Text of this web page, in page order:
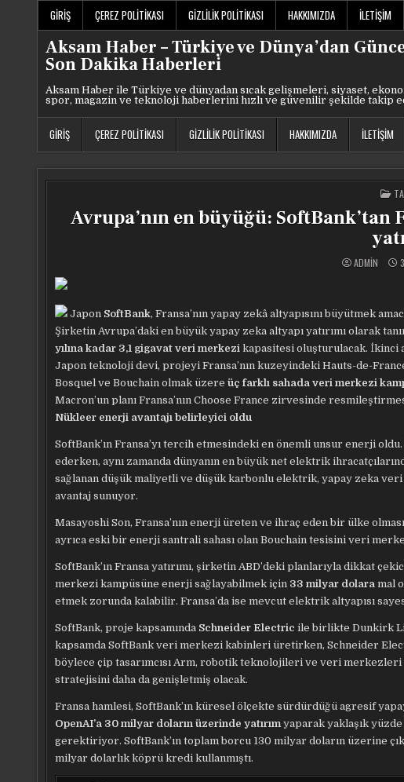
GIRIŞ ÇEREZ POLITIKASI GIZLILIK POLITIKASI HAKKIMIZDA İLETIŞIM
Aksam Haber – Türkiye ve Dünya’dan
Son Dakika Haberleri
Aksam Haber ile Türkiye ve dünyadan sıcak gelişmeleri, siyaset,
spor, magazin ve teknoloji haberlerini hızlı ve güvenilir şekilde takip
GIRIŞ ÇEREZ POLITIKASI GIZLILIK POLITIKASI HAKKIMIZDA İLETIŞIM
IN
Avrupa’nın en büyüğü:
ADMIN
Japon SoftBank, Fransa’nın yapay zekâ altyapısını büyütmek
Şirketin Avrupa’daki en büyük yapay zeka altyapı yatırımı olarak
yılına kadar 3,1 gigavat veri merkezi kapasitesi oluşturulacak. İkinci
Japon teknoloji devi, projeyi Fransa’nın kuzeyindeki Hauts-de-
Bosquel ve Bouchain olmak üzere üç farklı sahada veri merkezi
Macron’un planı Fransa’nın Choose France zirvesinde
Nükleer enerji avantajı belirleyici oldu
SoftBank’ın Fransa’yı tercih etmesindeki en önemli unsur enerji
ederken, aynı zamanda dünyanın en büyük net elektrik
sağlanan düşük maliyetli ve düşük karbonlu elektrik, yapay zeka
avantaj sunuyor.
Masayoshi Son, Fransa’nın enerji üreten ve ihraç eden bir ülke
ayrıca eski bir enerji santrali sahası olan Bouchain tesisini veri
SoftBank’ın Fransa yatırımı, şirketin ABD’deki planlarıyla dikkat
merkezi kampüsüne enerji sağlayabilmek için 33 milyar dolara mal
etmek zorunda kalabilir. Fransa’da ise mevcut elektrik altyapısı
SoftBank, proje kapsamında Schneider Electric ile birlikte Dunkirk
kapsamda SoftBank veri merkezi kabinleri üretirken, Schneider
böylece çip tasarımcısı Arm, robotik teknolojileri ve veri
stratejisini daha da genişletmiş olacak.
Fransa hamlesi, SoftBank’ın küresel ölçekte sürdürdüğü agresif
OpenAI’a 30 milyar doların üzerinde yatırımyaparak yaklaşık
gerektiriyor. SoftBank’ın toplam borcu 130 milyar doların üzerine
milyar dolarlık köprü kredi kullanmıştı.